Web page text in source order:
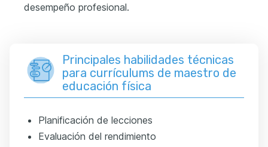
desempeño profesional.
Principales habilidades técnicas
para currículums de maestro de
educación física
Planificación de lecciones
Evaluación del rendimiento